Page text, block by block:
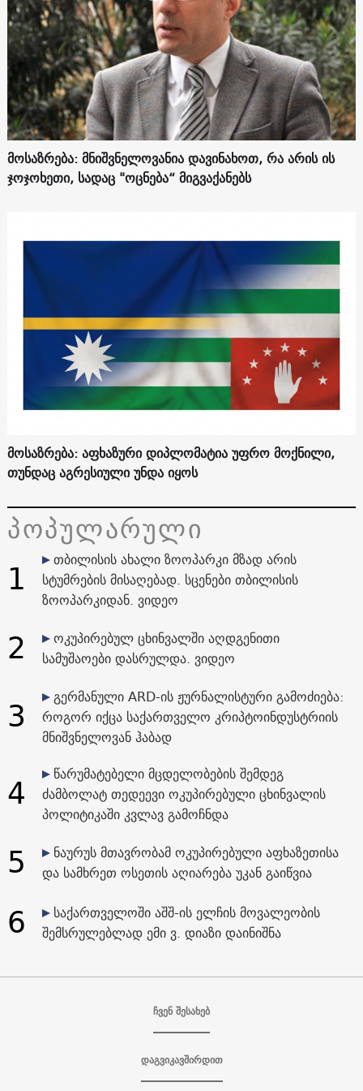
მოსაზრება: მნიშვნელოვანია დავინახოთ, რა არის ის
ჯოჯოხეთი, სადაც "ოცნება“ მიგვაქანებს
მოსაზრება: აფხაზური დიპლომატია უფრო მოქნილი,
თუნდაც აგრესიული უნდა იყოს
პოპულარული
1
თბილისის ახალი ზოოპარკი მზად არის
სტუმრების მისაღებად. სცენები თბილისის
ზოოპარკიდან. ვიდეო
2
ოკუპირებულ ცხინვალში აღდგენითი
სამუშაოები დასრულდა. ვიდეო
3
გერმანული ARD-ის ჟურნალისტური გამოძიება:
როგორ იქცა საქართველო კრიპტოინდუსტრიის
მნიშვნელოვან ჰაბად
4
წარუმატებელი მცდელობების შემდეგ
ძამბოლატ თედეევი ოკუპირებული ცხინვალის
პოლიტიკაში კვლავ გამოჩნდა
5
ნაურუს მთავრობამ ოკუპირებული აფხაზეთისა
და სამხრეთ ოსეთის აღიარება უკან გაიწვია
6
საქართველოში აშშ-ის ელჩის მოვალეობის
შემსრულებლად ემი ვ. დიაზი დაინიშნა
ჩვენ შესახებ
დაგვიკავშირდით